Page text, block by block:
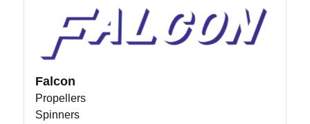
Falcon
Propellers
Spinners